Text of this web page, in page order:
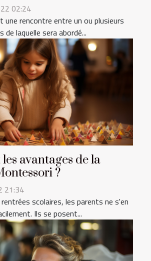
02:24
une rencontre entre un ou plusieurs
de laquelle sera abordé...
avantages de la
?
21:34
scolaires, les parents ne s'en
Ils se posent...